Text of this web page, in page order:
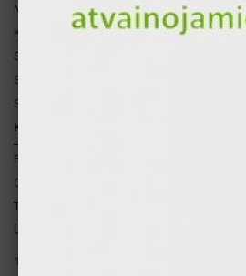
Marinēti gurķi
Karamelizēti sīpoli
Sīpoli
Salāti aisberg
Svaigs tomāts
Kopā par 1 gb.
Proteīni
Ogļhidrāti
Tauki
Uzmanību ! Šajā produktā atrodas šādi
1. Labība, kas satur lipekli